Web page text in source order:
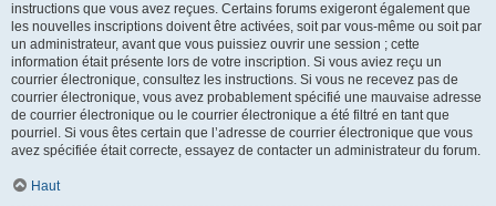
instructions que vous avez reçues. Certains forums exigeront également que
les nouvelles inscriptions doivent être activées, soit par vous-même ou soit par
un administrateur, avant que vous puissiez ouvrir une session ; cette
information était présente lors de votre inscription. Si vous aviez reçu un
courrier électronique, consultez les instructions. Si vous ne recevez pas de
courrier électronique, vous avez probablement spécifié une mauvaise adresse
de courrier électronique ou le courrier électronique a été filtré en tant que
pourriel. Si vous êtes certain que l’adresse de courrier électronique que vous
avez spécifiée était correcte, essayez de contacter un administrateur du forum.
Haut